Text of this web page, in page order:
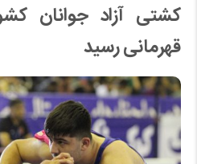
کشتی آزاد جوانان
قهرمانی رسید